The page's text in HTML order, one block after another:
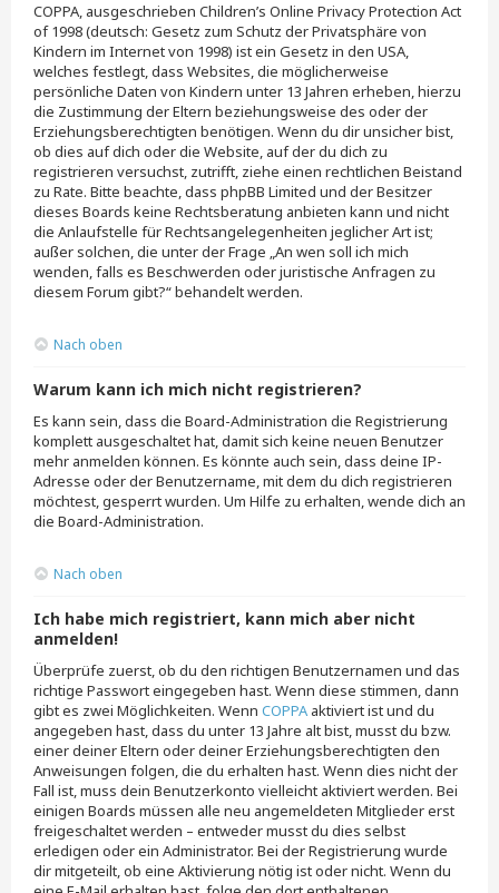
COPPA, ausgeschrieben Children’s Online Privacy Protection Act
of 1998 (deutsch: Gesetz zum Schutz der Privatsphäre von
Kindern im Internet von 1998) ist ein Gesetz in den USA,
welches festlegt, dass Websites, die möglicherweise
persönliche Daten von Kindern unter 13 Jahren erheben, hierzu
die Zustimmung der Eltern beziehungsweise des oder der
Erziehungsberechtigten benötigen. Wenn du dir unsicher bist,
ob dies auf dich oder die Website, auf der du dich zu
registrieren versuchst, zutrifft, ziehe einen rechtlichen Beistand
zu Rate. Bitte beachte, dass phpBB Limited und der Besitzer
dieses Boards keine Rechtsberatung anbieten kann und nicht
die Anlaufstelle für Rechtsangelegenheiten jeglicher Art ist;
außer solchen, die unter der Frage „An wen soll ich mich
wenden, falls es Beschwerden oder juristische Anfragen zu
diesem Forum gibt?“ behandelt werden.
Nach oben
Warum kann ich mich nicht registrieren?
Es kann sein, dass die Board-Administration die Registrierung
komplett ausgeschaltet hat, damit sich keine neuen Benutzer
mehr anmelden können. Es könnte auch sein, dass deine IP-
Adresse oder der Benutzername, mit dem du dich registrieren
möchtest, gesperrt wurden. Um Hilfe zu erhalten, wende dich an
die Board-Administration.
Nach oben
Ich habe mich registriert, kann mich aber nicht
anmelden!
Überprüfe zuerst, ob du den richtigen Benutzernamen und das
richtige Passwort eingegeben hast. Wenn diese stimmen, dann
gibt es zwei Möglichkeiten. Wenn COPPA aktiviert ist und du
angegeben hast, dass du unter 13 Jahre alt bist, musst du bzw.
einer deiner Eltern oder deiner Erziehungsberechtigten den
Anweisungen folgen, die du erhalten hast. Wenn dies nicht der
Fall ist, muss dein Benutzerkonto vielleicht aktiviert werden. Bei
einigen Boards müssen alle neu angemeldeten Mitglieder erst
freigeschaltet werden – entweder musst du dies selbst
erledigen oder ein Administrator. Bei der Registrierung wurde
dir mitgeteilt, ob eine Aktivierung nötig ist oder nicht. Wenn du